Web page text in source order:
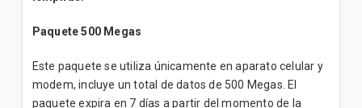
Paquete 500 Megas
Este paquete se utiliza únicamente en aparato celular y
modem, incluye un total de datos de 500 Megas. El
paquete expira en 7 días a partir del momento de la